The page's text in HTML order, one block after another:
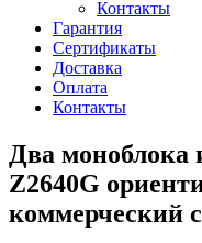
Контакты
Гарантия
Сертификаты
Доставка
Оплата
Контакты
Два моноблока
Z2640G
коммерческий